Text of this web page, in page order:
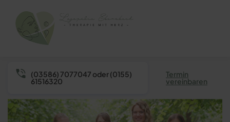
(03586) 7077047 oder (0155)
61516320
Termin
vereinbaren